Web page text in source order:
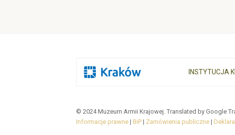
INSTYTUCJA
© 2024 Muzeum Armii Krajowej. Translated by Google
Informacje prawne | BiP | Zamówienia publiczne |